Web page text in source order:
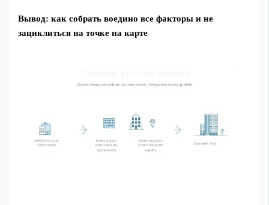
Вывод: как собрать воедино все факторы и не
зациклиться на точке на карте